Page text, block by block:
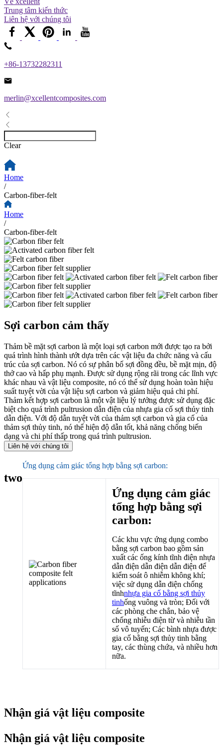
Trung tâm kiến ​​thức
Liên hệ với chúng tôi
+86-13732282311
merlin@xcellentcomposites.com
Clear
Home
/
Carbon-fiber-felt
Home
/
Carbon-fiber-felt
Sợi carbon cảm thấy
Thảm bề mặt sợi carbon là một loại sợi carbon mới được tạo ra bởi
quá trình hình thành ướt dựa trên các vật liệu đa chức năng và cấu
trúc của sợi carbon. Nó có sự phân bố sợi đồng đều, bề mặt mịn, độ
thở cao và hấp phụ mạnh. Được sử dụng rộng rãi trong các lĩnh vực
khác nhau và vật liệu composite, nó có thể sử dụng hoàn toàn hiệu
suất tuyệt vời của vật liệu sợi carbon và giảm hiệu quả chi phí.
Thảm kết hợp sợi carbon là một vật liệu lý tưởng được sử dụng đặc
biệt cho quá trình pultrusion dẫn điện của nhựa gia cố sợi thủy tinh
dẫn điện. Với độ dẫn tuyệt vời của thảm sợi carbon và gia cố của
thảm sợi thủy tinh, nó thể hiện độ dẫn tốt, khả năng chống biến
dạng và chi phí thấp trong quá trình pultrusion.
Liên hệ với chúng tôi
two
Ứng dụng cảm giác tổng hợp bằng sợi carbon:
Ứng dụng cảm giác
tổng hợp bằng sợi
carbon:
Các khu vực ứng dụng combo
bằng sợi carbon bao gồm sản
xuất các ống kính tĩnh điện nhựa
dẫn điện dẫn điện dẫn điện để
kiểm soát ô nhiễm không khí;
việc sử dụng dẫn điện chống
tĩnhnhựa gia cố bằng sợi thủy
tinhống vuông và tròn; Đối với
các phòng che chắn, bảo vệ
chống nhiễu điện từ và nhiễu tần
số vô tuyến; Các bình nhựa được
gia cố bằng sợi thủy tinh bằng
tay, các thùng chứa, và nhiều hơn
nữa.
Nhận giá vật liệu composite
Nhận giá vật liệu composite